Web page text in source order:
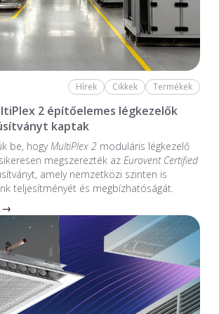
Hírek Cikkek Termékek
2 építőelemes légkezelők
kaptak
be, hogyMultiPlex 2moduláris légkezelő
megszerezték az Eurovent Certified
amely nemzetközi szinten is
teljesítményét és megbízhatóságát.
→